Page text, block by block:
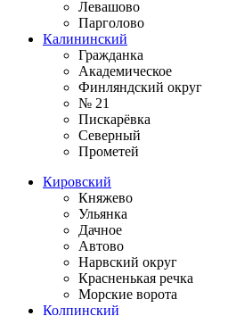
Левашово
Парголово
Калининский
Гражданка
Академическое
Финляндский округ
№ 21
Пискарёвка
Северный
Прометей
Кировский
Княжево
Ульянка
Дачное
Автово
Нарвский округ
Красненькая речка
Морские ворота
Колпинский